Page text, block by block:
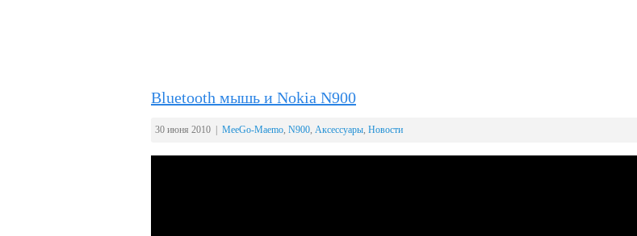
Bluetooth мышь и Nokia N900
30 июня 2010 | MeeGo-Maemo, N900, Аксессуары, Новости